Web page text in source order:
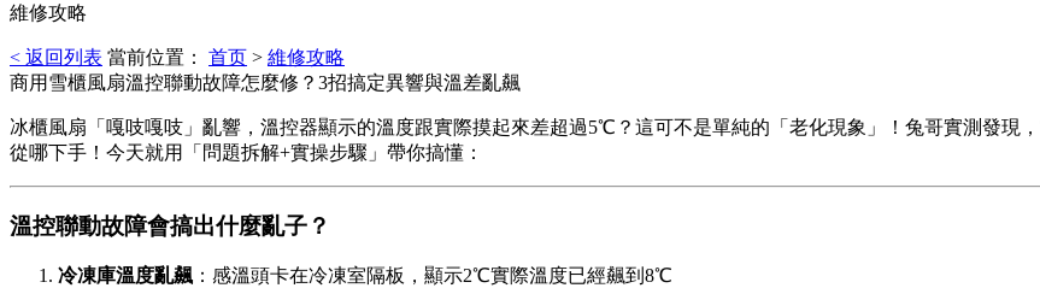
維修攻略
< 返回列表 當前位置： 首页 > 維修攻略
商用雪櫃風扇溫控聯動故障怎麼修？3招搞定異響與溫差亂飆
冰櫃風扇「嘎吱嘎吱」亂響，溫控器顯示的溫度跟實際摸起來差超過5℃？這可不是單純的「老化現象」！兔哥實測發現，
從哪下手！今天就用「問題拆解+實操步驟」帶你搞懂：
溫控聯動故障會搞出什麼亂子？️
冷凍庫溫度亂飆 ：感溫頭卡在冷凍室隔板，顯示2℃實際溫度已經飆到8℃